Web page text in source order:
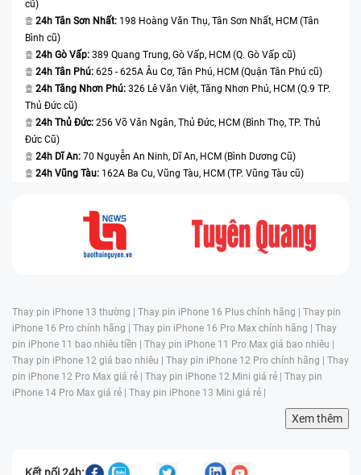
cũ)
24h Tân Sơn Nhất: 198 Hoàng Văn Thụ, Tân Sơn Nhất, HCM (Tân
Bình cũ)
24h Gò Vấp: 389 Quang Trung, Gò Vấp, HCM (Q. Gò Vấp cũ)
24h Tân Phú: 625 - 625A Âu Cơ, Tân Phú, HCM (Quận Tân Phú cũ)
24h Tăng Nhơn Phú: 326 Lê Văn Việt, Tăng Nhơn Phú, HCM (Q.9 TP.
Thủ Đức cũ)
24h Thủ Đức: 256 Võ Văn Ngân, Thủ Đức, HCM (Bình Thọ, TP. Thủ
Đức Cũ)
24h Dĩ An: 70 Nguyễn An Ninh, Dĩ An, HCM (Bình Dương Cũ)
24h Vũng Tàu: 162A Ba Cu, Vũng Tàu, HCM (TP. Vũng Tàu cũ)
Thay pin iPhone 13 thường | Thay pin iPhone 16 Plus chính hãng | Thay pin
iPhone 16 Pro chính hãng | Thay pin iPhone 16 Pro Max chính hãng | Thay
pin iPhone 11 bao nhiêu tiền | Thay pin iPhone 11 Pro Max giá bao nhiêu |
Thay pin iPhone 12 giá bao nhiêu | Thay pin iPhone 12 Pro chính hãng | Thay
pin iPhone 12 Pro Max giá rẻ | Thay pin iPhone 12 Mini giá rẻ | Thay pin
iPhone 14 Pro Max giá rẻ | Thay pin iPhone 13 Mini giá rẻ |
Xem thêm